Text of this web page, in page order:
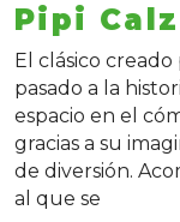
Pipi
El clásico creado
pasado a la
espacio en el
gracias a su
de diversión.
al que se